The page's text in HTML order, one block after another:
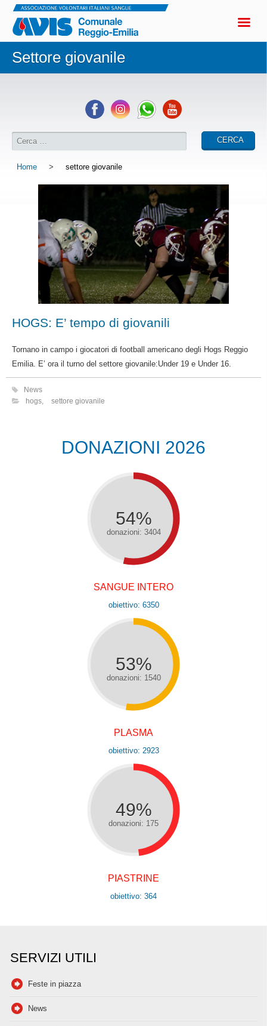
Settore giovanile
Home > settore giovanile
HOGS: E’ tempo di giovanili
Tornano in campo i giocatori di football americano degli Hogs Reggio
Emilia. E’ ora il turno del settore giovanile:Under 19 e Under 16.
News
hogs
settore giovanile
DONAZIONI 2026
54%
donazioni: 3404
SANGUE INTERO
obiettivo: 6350
53%
donazioni: 1540
PLASMA
obiettivo: 2923
49%
donazioni: 175
PIASTRINE
obiettivo: 364
SERVIZI UTILI
Feste in piazza
News